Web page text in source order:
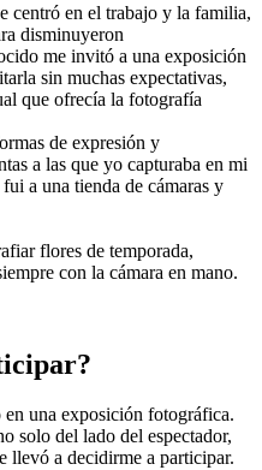
centró en el trabajo y la familia,
disminuyeron
me invitó a una exposición
sin muchas expectativas,
que ofrecía la fotografía
de expresión y
a las que yo capturaba en mi
a una tienda de cámaras y
flores de temporada,
con la cámara en mano.
una exposición fotográfica.
solo del lado del espectador,
llevó a decidirme a participar.